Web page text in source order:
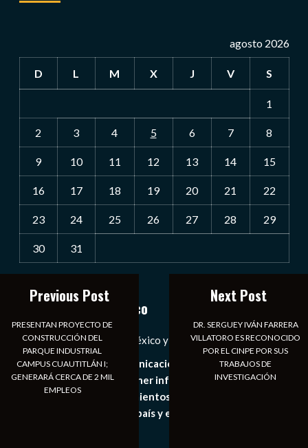
agosto 2026
D L M X J V S
1
2 3 4 5 6 7 8
9 10 11 12 13 14 15
16 17 18 19 20 21 22
23 24 25 26 27 28 29
30 31
Notiexpress de México
Las Noticias Diarias de México y el Mundo a Tu Alcance
Somos un medio de comunicación digital que tiene como
principal objetivo mantener informado al publico en
general de los acontecimientos mas recientes e
importantes de nuestro país y el mundo de forma eficaz,
Previous Post
PRESENTAN PROYECTO DE
CONSTRUCCIÓN DEL
PARQUE INDUSTRIAL
CAMPUS CUAUTITLÁN I;
GENERARÁ CERCA DE 2 MIL
EMPLEOS
Next Post
DR. SERGUEY IVÁN FARRERA
VILLATORO ES RECONOCIDO
POR EL CINPE POR SUS
TRABAJOS DE
INVESTIGACIÓN